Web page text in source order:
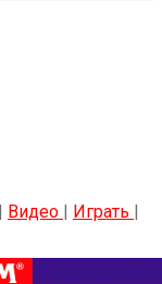
| Видео | Играть |